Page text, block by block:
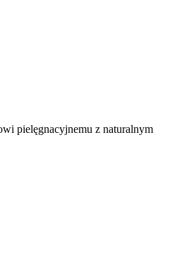
pielęgnacyjnemu z naturalnym